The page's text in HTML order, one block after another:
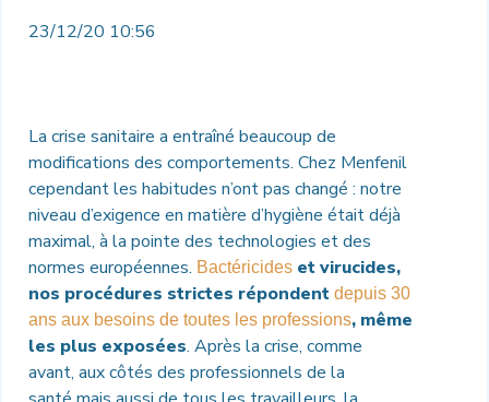
23/12/20 10:56
La crise sanitaire a entraîné beaucoup de
modifications des comportements. Chez Menfenil
cependant les habitudes n’ont pas changé : notre
niveau d’exigence en matière d’hygiène était déjà
maximal, à la pointe des technologies et des
normes européennes. Bactéricides et virucides,
nos procédures strictes répondent depuis 30
ans aux besoins de toutes les professions, même
les plus exposées. Après la crise, comme
avant, aux côtés des professionnels de la